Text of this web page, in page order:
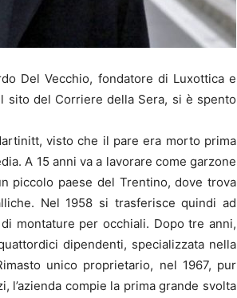
Del Vecchio, fondatore di Luxottica e
sito del Corriere della Sera, si è spento
visto che il pare era morto prima
A 15 anni va a lavorare come garzone
piccolo paese del Trentino, dove trova
Nel 1958 si trasferisce quindi ad
montature per occhiali. Dopo tre anni,
dipendenti, specializzata nella
unico proprietario, nel 1967, pur
compie la prima grande svolta